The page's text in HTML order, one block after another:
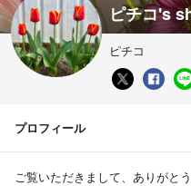
ピチコ's
ピチコ
プロフィール
ご覧いただきまして、ありがと